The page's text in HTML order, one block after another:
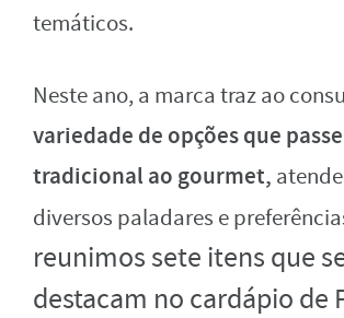
temáticos.
Neste ano, a marca traz ao
variedade de opções que
tradicional ao gourmet,
diversos paladares e
reunimos sete itens que
destacam no cardápio de